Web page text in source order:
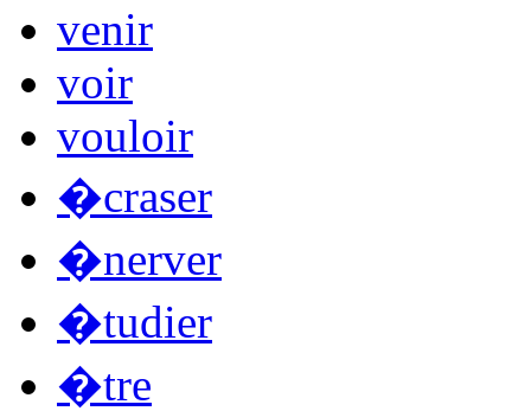
venir
voir
vouloir
�craser
�nerver
�tudier
�tre